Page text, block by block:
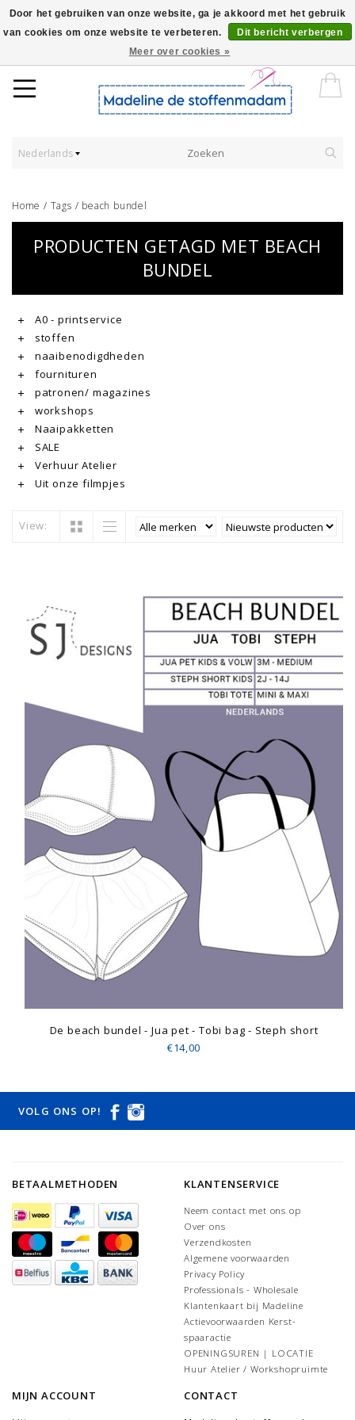
Worldwide Shipping - Onze stoffen worden verkocht per 10 cm.
Nederlands
Home / Tags / beach bundel
PRODUCTEN GETAGD MET BEACH
BUNDEL
A0 - printservice
stoffen
naaibenodigdheden
fournituren
patronen/ magazines
workshops
Naaipakketten
SALE
Verhuur Atelier
Uit onze filmpjes
View:
De beach bundel - Jua pet - Tobi bag - Steph short
€14,00
VOLG ONS OP!
BETAALMETHODEN KLANTENSERVICE
Neem contact met ons op
Over ons
Verzendkosten
Algemene voorwaarden
Privacy Policy
Professionals - Wholesale
Klantenkaart bij Madeline
Actievoorwaarden Kerst-
spaaractie
OPENINGSUREN | LOCATIE
Huur Atelier / Workshopruimte
MIJN ACCOUNT CONTACT
Door het gebruiken van onze website, ga je akkoord met het gebruik
van cookies om onze website te verbeteren.
Dit bericht verbergen
Meer over cookies »